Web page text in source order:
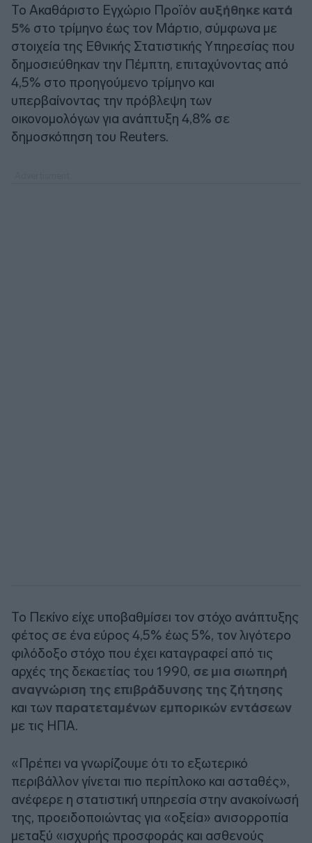
Το Ακαθάριστο Εγχώριο Προϊόν αυξήθηκε κατά
5% στο τρίμηνο έως τον Μάρτιο, σύμφωνα με
στοιχεία της Εθνικής Στατιστικής Υπηρεσίας που
δημοσιεύθηκαν την Πέμπτη, επιταχύνοντας από
4,5% στο προηγούμενο τρίμηνο και
υπερβαίνοντας την πρόβλεψη των
οικονομολόγων για ανάπτυξη 4,8% σε
δημοσκόπηση του Reuters.
Το Πεκίνο είχε υποβαθμίσει τον στόχο ανάπτυξης
φέτος σε ένα εύρος 4,5% έως 5%, τον λιγότερο
φιλόδοξο στόχο που έχει καταγραφεί από τις
αρχές της δεκαετίας του 1990, σε μια σιωπηρή
αναγνώριση της επιβράδυνσης της ζήτησης
και των παρατεταμένων εμπορικών εντάσεων
με τις ΗΠΑ.
«Πρέπει να γνωρίζουμε ότι το εξωτερικό
περιβάλλον γίνεται πιο περίπλοκο και ασταθές»,
ανέφερε η στατιστική υπηρεσία στην ανακοίνωσή
της, προειδοποιώντας για «οξεία» ανισορροπία
μεταξύ «ισχυρής προσφοράς και ασθενούς